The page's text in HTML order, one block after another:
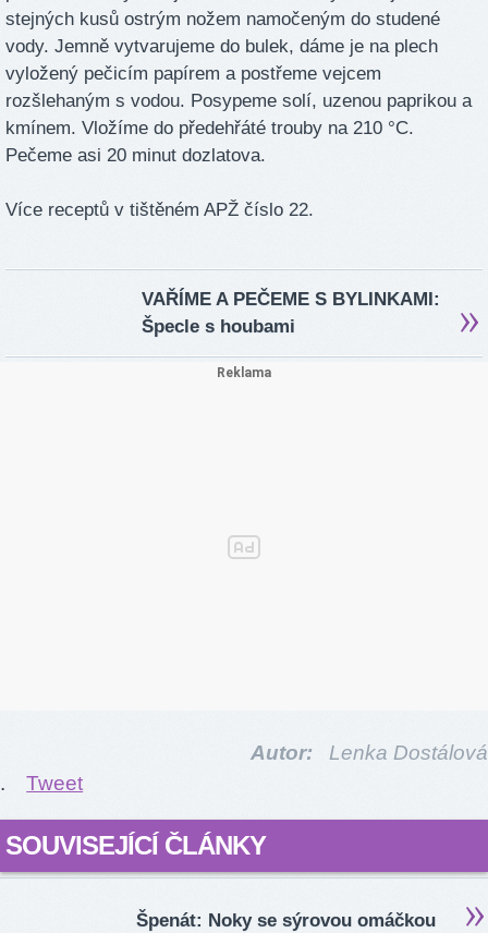
stejných kusů ostrým nožem namočeným do studené
vody. Jemně vytvarujeme do bulek, dáme je na plech
vyložený pečicím papírem a postřeme vejcem
rozšlehaným s vodou. Posypeme solí, uzenou paprikou a
kmínem. Vložíme do předehřáté trouby na 210 °C.
Pečeme asi 20 minut dozlatova.
Více receptů v tištěném APŽ číslo 22.
VAŘÍME A PEČEME S BYLINKAMI:
Špecle s houbami
Autor:
Lenka Dostálová
.
Tweet
SOUVISEJÍCÍ ČLÁNKY
Špenát: Noky se sýrovou omáčkou